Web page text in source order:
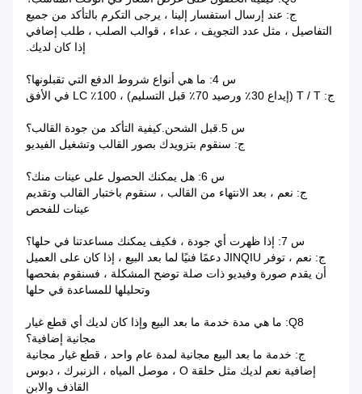
ج: عند إرسال استفسار إلينا ، يرجى التكرم بالتأكد من جميع
التفاصيل ، مثل عدد التجويف ، عداء ، قوالب الصلب ، طلب إضافي
إذا كان لديك.
س 4: ما هي أنواع شروط الدفع التي تقبلونها؟
ج: T / T (إيداع 30٪ ورصيد 70٪ قبل التسليم) ، 100٪ LC في الأفق
س 5.قبل الشحن.كيفية التأكد من جودة القالب؟
ج: سنقوم بتزويدك بصور القالب وتشغيل الفيديو
س 6: هل يمكنك الحصول على عينات منك؟
ج: نعم ، بعد الانتهاء من القالب ، سنقوم باختبار القالب وتقديم
عينات للفحص
س 7: إذا ظهرت أي جودة ، فكيف يمكنك مساعدتنا في حلها؟
ج: نعم ، توفر JINQIU دعمًا فنيًا لما بعد البيع ، إذا كان على العميل
أن يقدم صورة وفيديو ذات صلة توضح المشكلة ، فسنقوم بفحصها
وتحليلها للمساعدة في حلها
Q8: ما هي مدة خدمة ما بعد البيع وإذا كان لديك أي قطع غيار
مجانية إضافية؟
ج: خدمة ما بعد البيع مجانية لمدة عام واحد ، قطع غيار مجانية
إضافية نعم لديك مثل حلقة O ، موصل المياه ، الزنبرك ، دبوس
القاذف والابن